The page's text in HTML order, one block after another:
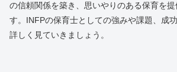
の信頼関係を築き、思いやりのある保育を
す。INFPの保育士としての強みや課題、成
詳しく見ていきましょう。